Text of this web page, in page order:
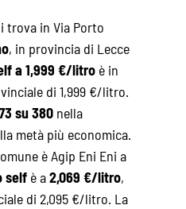
trova in Via Porto
, in provincia di Lecce
a 1,999 €/litro è in
di 1,999 €/litro.
su 380 nella
metà più economica.
è Agip Eni Eni a
self è a2,069 €/litro,
di 2,095 €/litro. La